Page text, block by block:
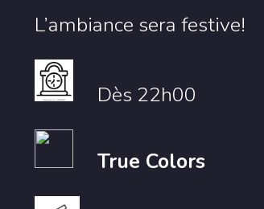
L’ambiance sera festive!
Dès 22h00
True Colors